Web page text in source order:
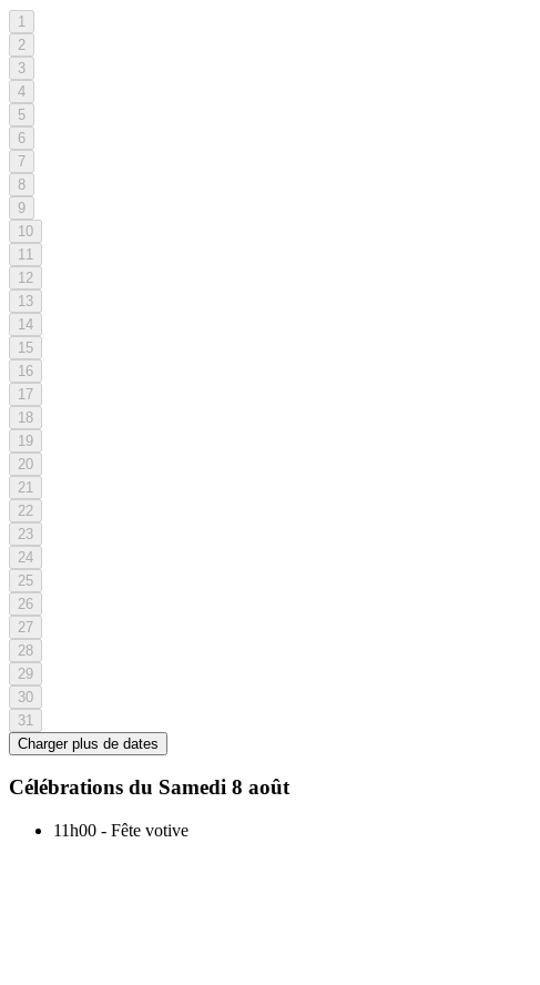
1
2
3
4
5
6
7
8
9
10
11
12
13
14
15
16
17
18
19
20
21
22
23
24
25
26
27
28
29
30
31
Charger plus de dates
Célébrations du Samedi 8 août
11h00 - Fête votive